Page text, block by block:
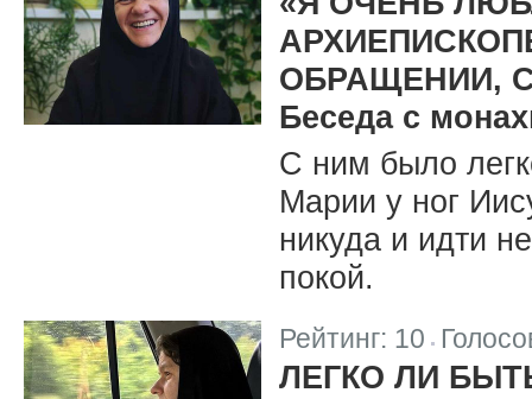
ОБРАЩЕНИИ,
Беседа с
С ним было
Марии у ног
никуда и идти
покой.
Рейтинг: 10
ЛЕГКО ЛИ